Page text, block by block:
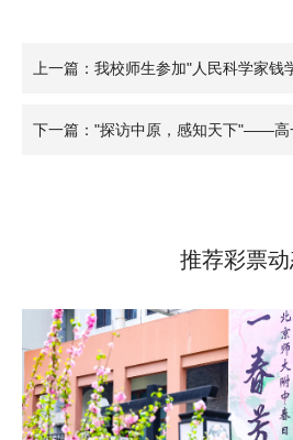
上一篇：我校师生参加"人民科学家钱
下一篇："探访中原，感知天下"——高
推荐彩票